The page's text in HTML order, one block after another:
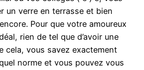
un verre en terrasse et bien
Pour que votre amoureux
rien de tel que d’avoir une
cela, vous savez exactement
norme et vous pouvez vous